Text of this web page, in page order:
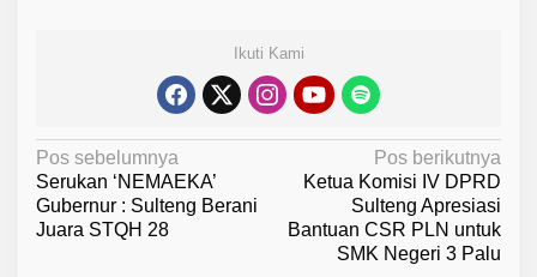
Ikuti Kami
N
a
v
Pos sebelumnya
Serukan ‘NEMAEKA’
Gubernur : Sulteng Berani
Juara STQH 28
Pos berikutnya
Ketua Komisi IV DPRD
Sulteng Apresiasi
Bantuan CSR PLN untuk
SMK Negeri 3 Palu